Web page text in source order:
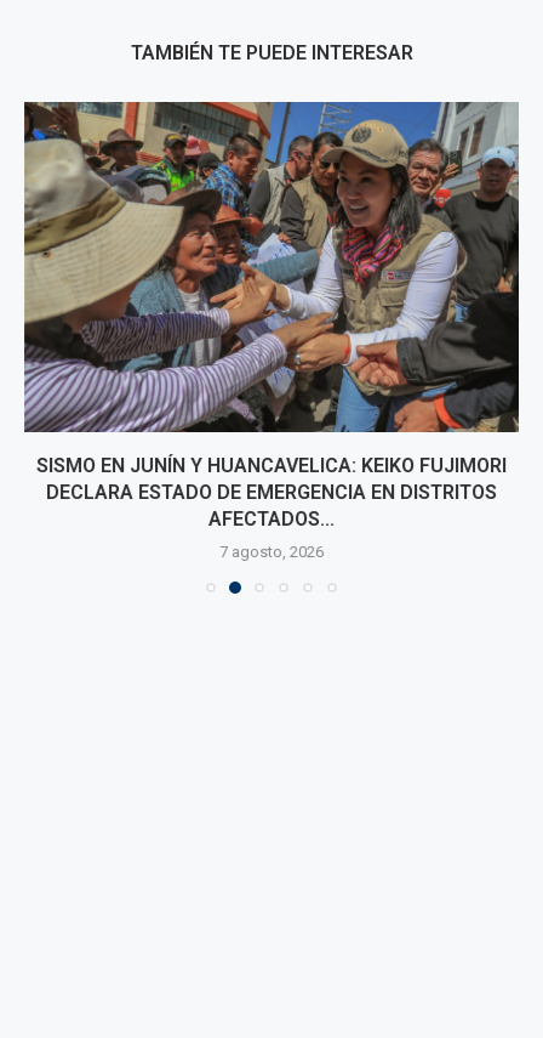
TAMBIÉN TE PUEDE INTERESAR
SISMO EN JUNÍN Y HUANCAVELICA: KEIKO FUJIMORI
DECLARA ESTADO DE EMERGENCIA EN DISTRITOS
AFECTADOS...
7 agosto, 2026